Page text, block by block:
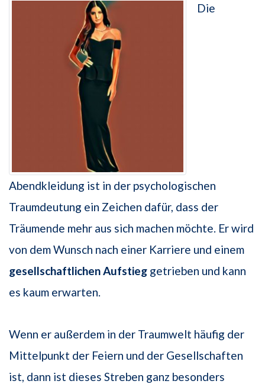
Die
Abendkleidung ist in der psychologischen
Traumdeutung ein Zeichen dafür, dass der
Träumende mehr aus sich machen möchte. Er wird
von dem Wunsch nach einer Karriere und einem
gesellschaftlichen Aufstieg getrieben und kann
es kaum erwarten.
Wenn er außerdem in der Traumwelt häufig der
Mittelpunkt der Feiern und der Gesellschaften
ist, dann ist dieses Streben ganz besonders